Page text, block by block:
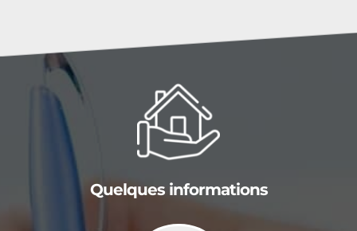
Quelques informations